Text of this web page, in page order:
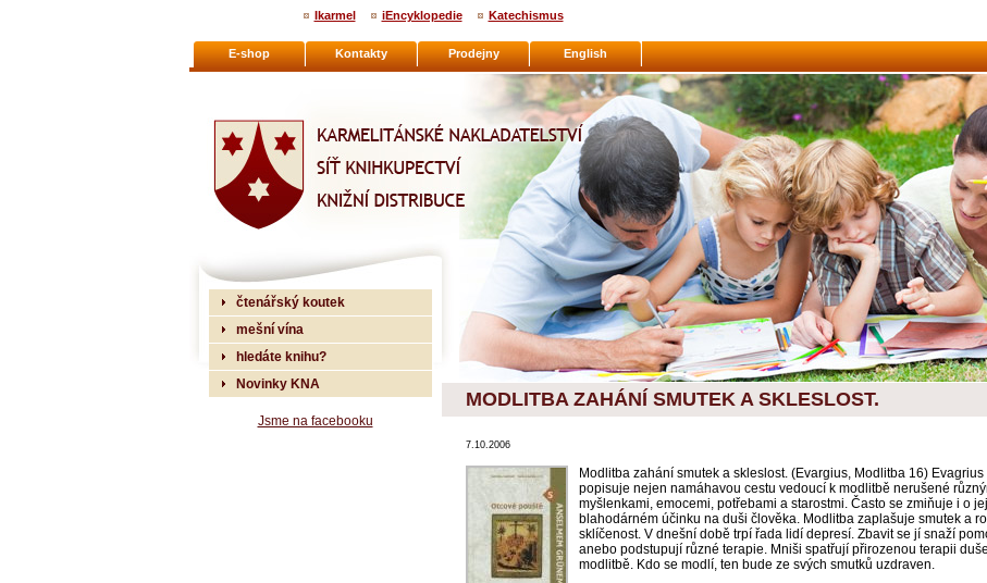
MODLITBA ZAHÁNÍ SMUTEK A SKLESLOST.
7.10.2006
Modlitba zahání smutek a skleslost. (Evargius, Modlitba 16) Evagrius
popisuje nejen namáhavou cestu vedoucí k modlitbě nerušené
myšlenkami, emocemi, potřebami a starostmi. Často se zmiňuje i o
blahodárném účinku na duši člověka. Modlitba zaplašuje smutek a
sklíčenost. V dnešní době trpí řada lidí depresí. Zbavit se jí snaží
anebo podstupují různé terapie. Mniši spatřují přirozenou terapii
modlitbě. Kdo se modlí, ten bude ze svých smutků uzdraven.
čtenářský koutek
mešní vína
hledáte knihu?
Novinky KNA
Jsme na facebooku
E-shop Kontakty Prodejny English
Ikarmel iEncyklopedie Katechismus